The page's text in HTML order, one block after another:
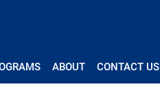
ABOUT CONTACT US